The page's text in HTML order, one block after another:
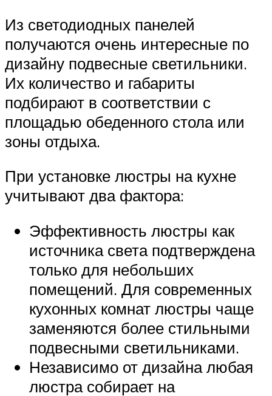
Из светодиодных панелей
получаются очень интересные по
дизайну подвесные светильники.
Их количество и габариты
подбирают в соответствии с
площадью обеденного стола или
зоны отдыха.
При установке люстры на кухне
учитывают два фактора:
Эффективность люстры как
источника света подтверждена
только для небольших
помещений. Для современных
кухонных комнат люстры чаще
заменяются более стильными
подвесными светильниками.
Независимо от дизайна любая
люстра собирает на